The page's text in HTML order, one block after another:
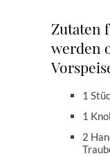
Zutaten
werden
1
1
2